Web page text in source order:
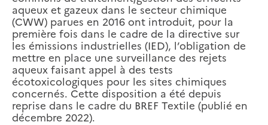
aqueux et gazeux dans le secteur chimique
(CWW) parues en 2016 ont introduit, pour la
première fois dans le cadre de la directive sur
les émissions industrielles (IED), l’obligation de
mettre en place une surveillance des rejets
aqueux faisant appel à des tests
écotoxicologiques pour les sites chimiques
concernés. Cette disposition a été depuis
reprise dans le cadre du BREF Textile (publié en
décembre 2022).